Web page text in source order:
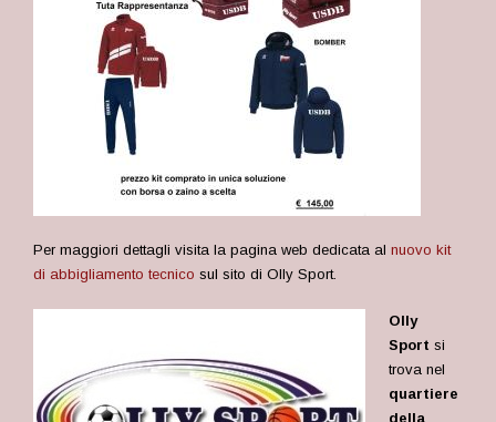
Per maggiori dettagli visita la pagina web dedicata al nuovo kit
di abbigliamento tecnico sul sito di Olly Sport.
Olly
Sport si
trova nel
quartiere
della